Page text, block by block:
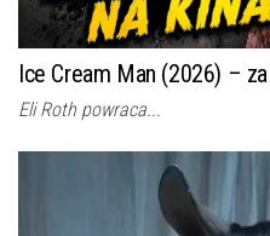
Ice Cream Man (2026) –
Eli Roth powraca...